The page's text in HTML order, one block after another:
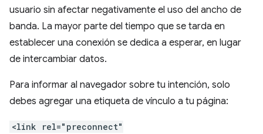
usuario sin afectar negativamente el uso del ancho de
banda. La mayor parte del tiempo que se tarda en
establecer una conexión se dedica a esperar, en lugar
de intercambiar datos.
Para informar al navegador sobre tu intención, solo
debes agregar una etiqueta de vínculo a tu página:
<link rel="preconnect"